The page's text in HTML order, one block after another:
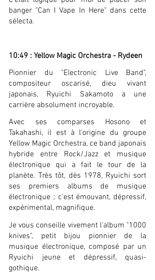
banger "Can I Vape In Here" dans cette
sélecta.
10:49 : Yellow Magic Orchestra - Rydeen
Pionnier du "Electronic Live Band",
compositeur oscarisé, dieu vivant
japonais, Ryuichi Sakamoto a une
carrière absolument incroyable.
Avec ses comparses Hosono et
Takahashi, il est à l'origine du groupe
Yellow Magic Orchestra, ce band japonais
hybride entre Rock/Jazz et musique
électronique qui a fait le tour de la
planète. Très tôt, dès 1978, Ryuichi sort
ses premiers albums de musique
électronique ; c'est émouvant, dépressif,
expérimental, magnifique.
Je vous conseille vivement l'album "1000
knives", petit bijou pionnier de la
musique électronique, composé par un
Ryuichi jeune et dépressif, quasi-
gothique.